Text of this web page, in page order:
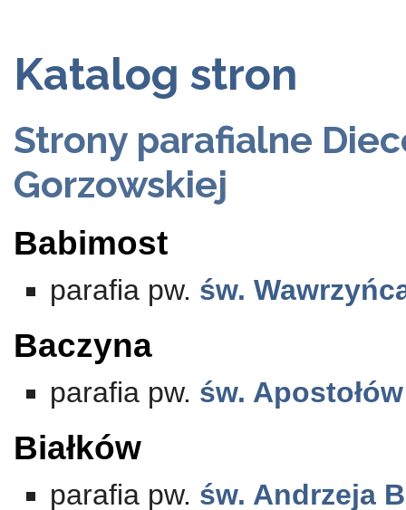
Katalog stron
Strony parafialne
Gorzowskiej
Babimost
parafia pw. św.
Baczyna
parafia pw. św.
Białków
parafia pw. św. Andrzeja